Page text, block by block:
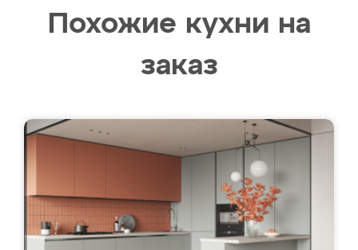
Похожие кухни на
заказ